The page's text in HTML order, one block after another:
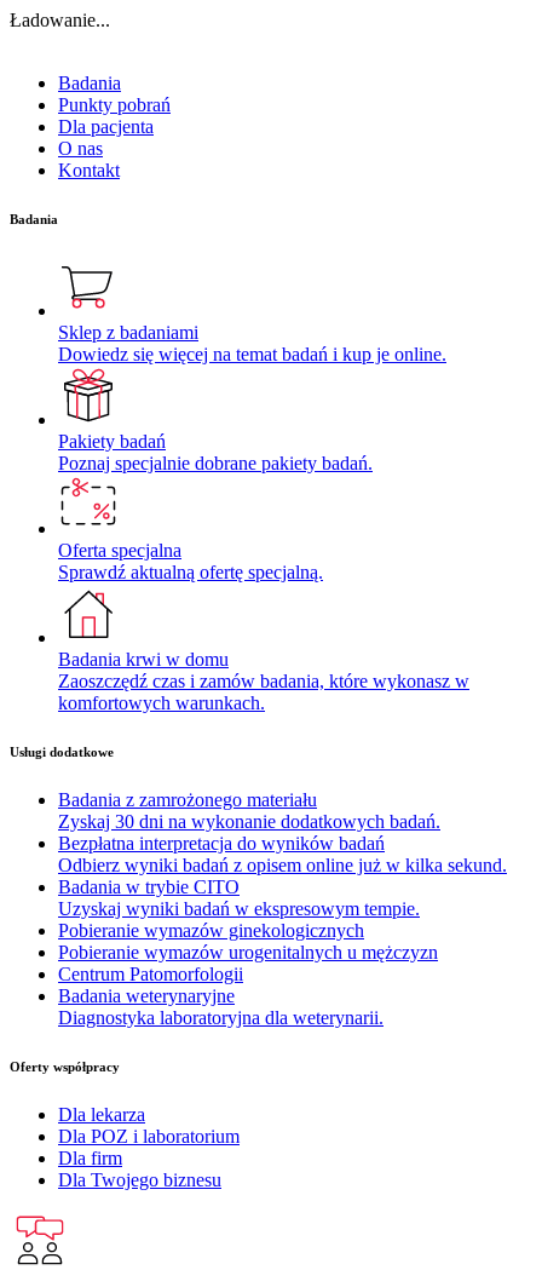
Ładowanie...
Badania
Punkty pobrań
Dla pacjenta
O nas
Kontakt
Badania
Sklep z badaniami
Dowiedz się więcej na temat badań i kup je online.
Pakiety badań
Poznaj specjalnie dobrane pakiety badań.
Oferta specjalna
Sprawdź aktualną ofertę specjalną.
Badania krwi w domu
Zaoszczędź czas i zamów badania, które wykonasz w
komfortowych warunkach.
Usługi dodatkowe
Badania z zamrożonego materiału
Zyskaj 30 dni na wykonanie dodatkowych badań.
Bezpłatna interpretacja do wyników badań
Odbierz wyniki badań z opisem online już w kilka sekund.
Badania w trybie CITO
Uzyskaj wyniki badań w ekspresowym tempie.
Pobieranie wymazów ginekologicznych
Pobieranie wymazów urogenitalnych u mężczyzn
Centrum Patomorfologii
Badania weterynaryjne
Diagnostyka laboratoryjna dla weterynarii.
Oferty współpracy
Dla lekarza
Dla POZ i laboratorium
Dla firm
Dla Twojego biznesu